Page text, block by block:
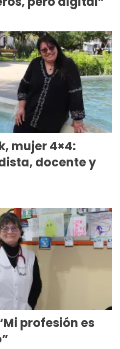
mujer 4×4:
docente y
profesión es